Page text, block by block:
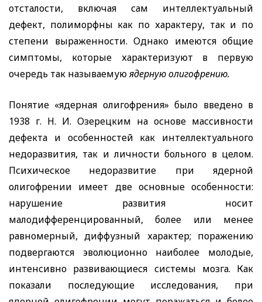
отсталости, включая сам интеллектуальный
дефект, полиморфны как по характеру, так и по
степени выраженности. Однако имеются общие
симптомы, которые характеризуют в первую
очередь так называемуюядерную олигофрению.
Понятие «ядерная олигофрения» было введено в
1938 г. Н. И. Озерецким на основе массивности
дефекта и особенностей как интеллектуального
недоразвития, так и личности больного в целом.
Психическое недоразвитие при ядерной
олигофрении имеет две основные особенности:
нарушение развития носит
малодифференцированный, более или менее
равномерный, диффузный характер; поражению
подвергаются эволюционно наиболее молодые,
интенсивно развивающиеся системы мозга. Как
показали последующие исследования, при